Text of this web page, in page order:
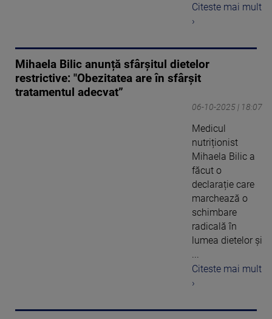
Citeste mai mult
›
Mihaela Bilic anunță sfârșitul dietelor
restrictive: "Obezitatea are în sfârșit
tratamentul adecvat”
06-10-2025 | 18:07
Medicul
nutriționist
Mihaela Bilic a
făcut o
declarație care
marchează o
schimbare
radicală în
lumea dietelor și
Citeste mai mult
›